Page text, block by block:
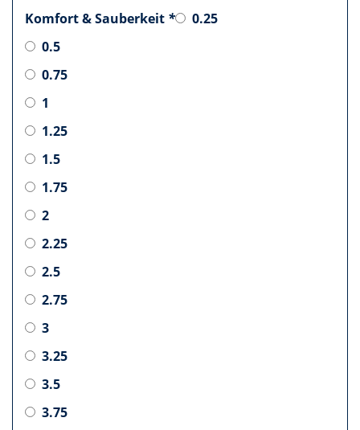
Komfort & Sauberkeit *
0.25
0.5
0.75
1
1.25
1.5
1.75
2
2.25
2.5
2.75
3
3.25
3.5
3.75